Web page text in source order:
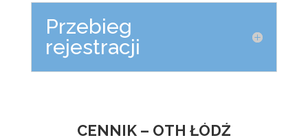
Przebieg
rejestracji
CENNIK – OTH ŁÓDŹ